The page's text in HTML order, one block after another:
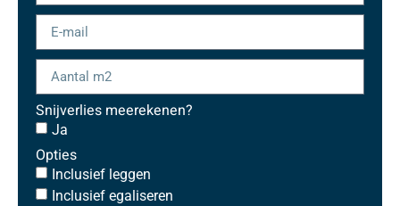
Snijverlies meerekenen?
Ja
Opties
Inclusief leggen
Inclusief egaliseren